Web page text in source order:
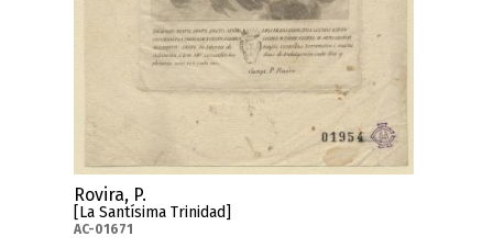
Rovira, P.
[La Santísima Trinidad]
AC-01671